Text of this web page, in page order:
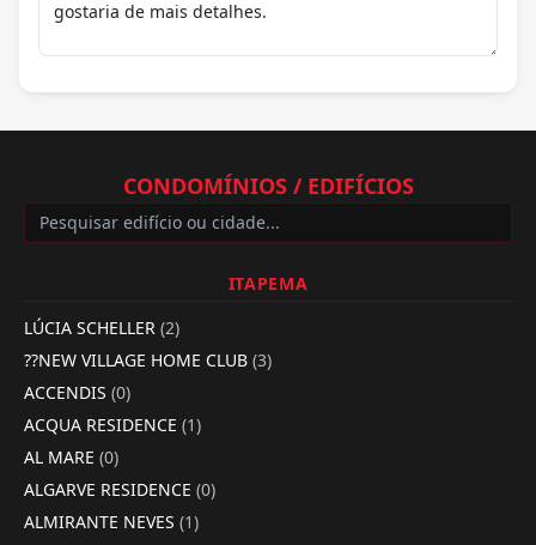
CONDOMÍNIOS / EDIFÍCIOS
ITAPEMA
LÚCIA SCHELLER (2)
??NEW VILLAGE HOME CLUB (3)
ACCENDIS (0)
ACQUA RESIDENCE (1)
AL MARE (0)
ALGARVE RESIDENCE (0)
ALMIRANTE NEVES (1)